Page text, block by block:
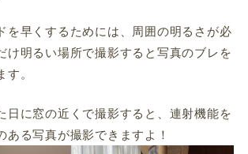
を早くするためには、周囲の明るさが必
け明るい場所で撮影すると写真のブレを
す。
日に窓の近くで撮影すると、連射機能を
ある写真が撮影できますよ！